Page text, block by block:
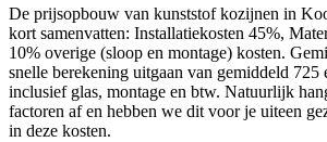
De prijsopbouw van kunststof kozijnen in
kort samenvatten: Installatiekosten 45%,
10% overige (sloop en montage) kosten.
snelle berekening uitgaan van gemiddeld 725
inclusief glas, montage en btw. Natuurlijk
factoren af en hebben we dit voor je uiteen
in deze kosten.